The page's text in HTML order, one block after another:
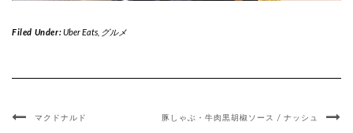
Filed Under:Uber Eats, グルメ
マクドナルド 豚しゃぶ・牛肉黒胡椒ソース / ナッシュ